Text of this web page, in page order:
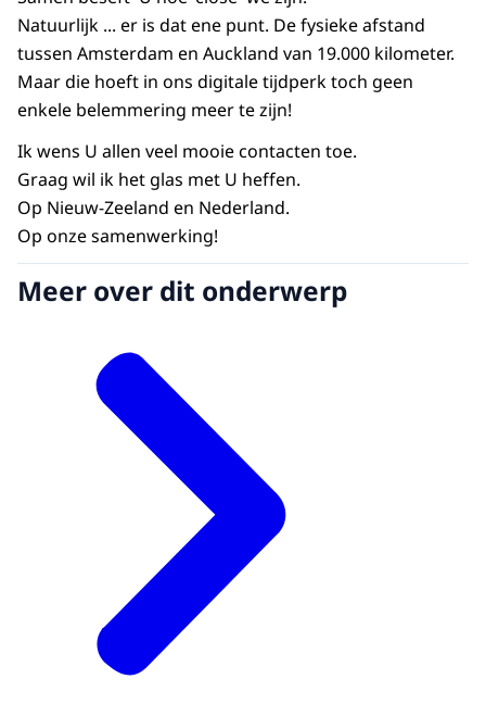
Natuurlijk ... er is dat ene punt. De fysieke afstand
tussen Amsterdam en Auckland van 19.000 kilometer.
Maar die hoeft in ons digitale tijdperk toch geen
enkele belemmering meer te zijn!
Ik wens U allen veel mooie contacten toe.
Graag wil ik het glas met U heffen.
Op Nieuw-Zeeland en Nederland.
Op onze samenwerking!
Meer over dit onderwerp